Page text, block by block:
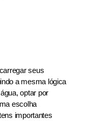
seus
a mesma lógica
optar por
escolha
importantes